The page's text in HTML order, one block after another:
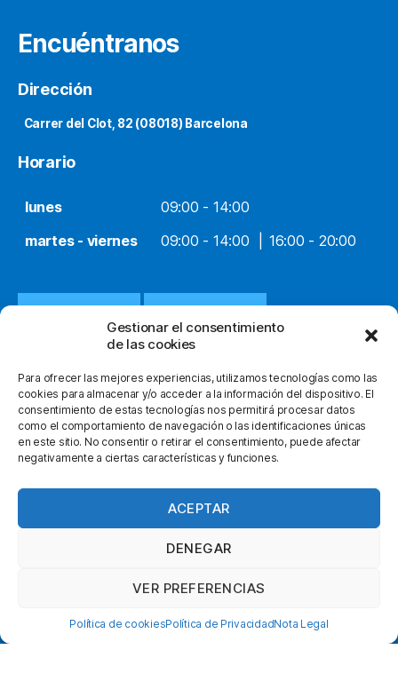
Gestionar el consentimiento
de las cookies
Para ofrecer las mejores experiencias, utilizamos tecnologías como las
cookies para almacenar y/o acceder a la información del dispositivo. El
consentimiento de estas tecnologías nos permitirá procesar datos
como el comportamiento de navegación o las identificaciones únicas
en este sitio. No consentir o retirar el consentimiento, puede afectar
negativamente a ciertas características y funciones.
ACEPTAR
DENEGAR
VER PREFERENCIAS
Política de cookiesPolítica de PrivacidadNota Legal
Encuéntranos
Dirección
Carrer del Clot, 82 (08018) Barcelona
Horario
lunes
09:00 - 14:00
martes - viernes
09:00 - 14:00 16:00 - 20:00
INFO@ORTOPEDIACLOT.COM
© 2026Ortopedia Clot facebookinstagramyoutubeSubir↑
Política de Privacidad
Nota Legal
Envíos y Devoluciones
Política de Cookies